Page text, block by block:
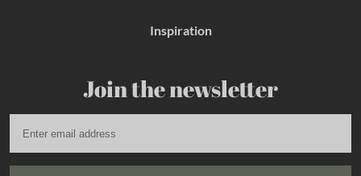
Inspiration
Join the newsletter